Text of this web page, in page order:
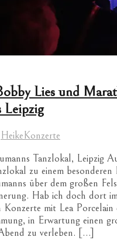
Lies und
Leipzig
HeikeKonzerte
Tanzlokal, Leipzig
zu einem
über dem großen
Hab ich doch dort
Konzerte mit Lea
in Erwartung einen
zu verleben. […]